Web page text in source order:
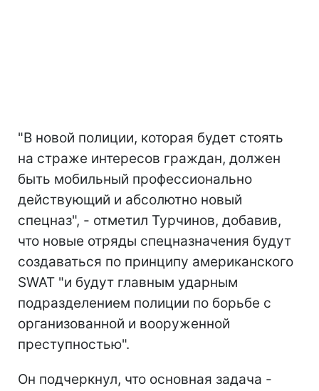
"В новой полиции, которая будет стоять
на страже интересов граждан, должен
быть мобильный профессионально
действующий и абсолютно новый
спецназ", - отметил Турчинов, добавив,
что новые отряды спецназначения будут
создаваться по принципу американского
SWAT "и будут главным ударным
подразделением полиции по борьбе с
организованной и вооруженной
преступностью".
Он подчеркнул, что основная задача -